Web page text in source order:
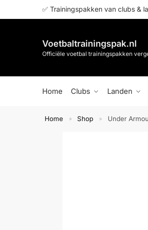
✅ Trainingspakken van clubs &
Voetbaltrainingspak.nl
Officiële voetbal trainingspakken
Home Clubs Landen
Home » Shop » Under